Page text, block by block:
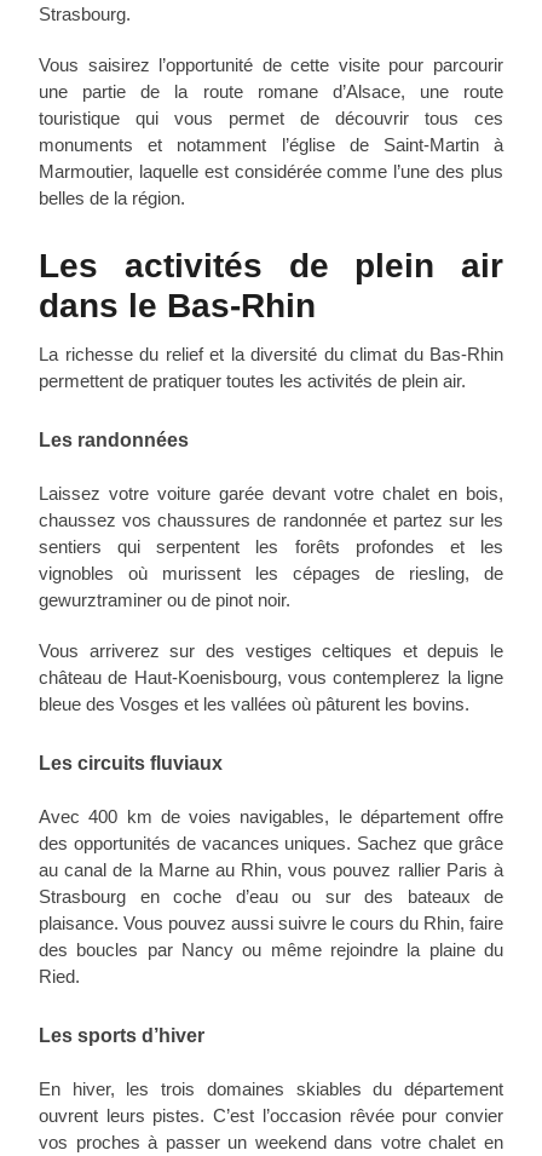
Strasbourg.
Vous saisirez l’opportunité de cette visite pour parcourir
une partie de la route romane d’Alsace, une route
touristique qui vous permet de découvrir tous ces
monuments et notamment l’église de Saint-Martin à
Marmoutier, laquelle est considérée comme l’une des plus
belles de la région.
Les activités de plein air
dans le Bas-Rhin
La richesse du relief et la diversité du climat du Bas-Rhin
permettent de pratiquer toutes les activités de plein air.
Les randonnées
Laissez votre voiture garée devant votre chalet en bois,
chaussez vos chaussures de randonnée et partez sur les
sentiers qui serpentent les forêts profondes et les
vignobles où murissent les cépages de riesling, de
gewurztraminer ou de pinot noir.
Vous arriverez sur des vestiges celtiques et depuis le
château de Haut-Koenisbourg, vous contemplerez la ligne
bleue des Vosges et les vallées où pâturent les bovins.
Les circuits fluviaux
Avec 400 km de voies navigables, le département offre
des opportunités de vacances uniques. Sachez que grâce
au canal de la Marne au Rhin, vous pouvez rallier Paris à
Strasbourg en coche d’eau ou sur des bateaux de
plaisance. Vous pouvez aussi suivre le cours du Rhin, faire
des boucles par Nancy ou même rejoindre la plaine du
Ried.
Les sports d’hiver
En hiver, les trois domaines skiables du département
ouvrent leurs pistes. C’est l’occasion rêvée pour convier
vos proches à passer un weekend dans votre chalet en